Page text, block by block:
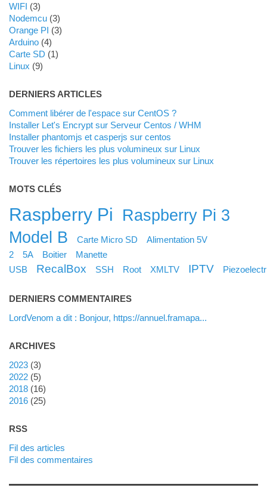
WIFI (3)
Nodemcu(3)
Orange PI (3)
Arduino(4)
Carte SD (1)
Linux (9)
DERNIERS ARTICLES
Comment libérer de l'espace sur CentOS ?
Installer Let's Encrypt sur Serveur Centos / WHM
Installer phantomjs et casperjs sur centos
Trouver les fichiers les plus volumineux sur Linux
Trouver les répertoires les plus volumineux sur Linux
MOTS CLÉS
Raspberry Pi
Raspberry Pi 3
Model B
Carte Micro SD
Alimentation 5V
2
5A Boitier
Manette
USB
RecalBox SSH Root XMLTV IPTV
DERNIERS COMMENTAIRES
LordVenom a dit : Bonjour, https://annuel.framapa...
ARCHIVES
2023(3)
2022(5)
2018(16)
2016(25)
RSS
Fil des articles
Fil des commentaires